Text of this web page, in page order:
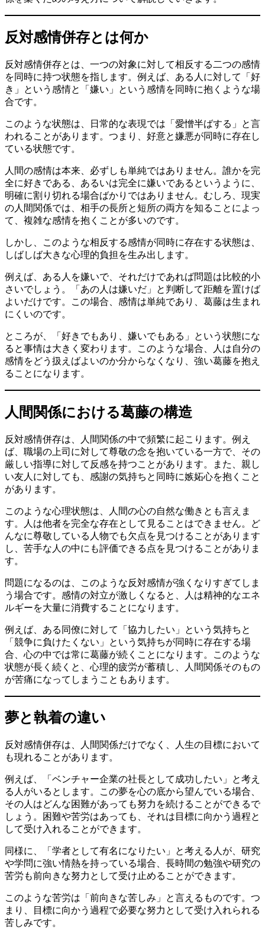
反対感情併存とは何か
反対感情併存とは、一つの対象に対して相反する二つの感情
を同時に持つ状態を指します。例えば、ある人に対して「好
き」という感情と「嫌い」という感情を同時に抱くような場
合です。
このような状態は、日常的な表現では「愛憎半ばする」と言
われることがあります。つまり、好意と嫌悪が同時に存在し
ている状態です。
人間の感情は本来、必ずしも単純ではありません。誰かを完
全に好きである、あるいは完全に嫌いであるというように、
明確に割り切れる場合ばかりではありません。むしろ、現実
の人間関係では、相手の長所と短所の両方を知ることによっ
て、複雑な感情を抱くことが多いのです。
しかし、このような相反する感情が同時に存在する状態は、
しばしば大きな心理的負担を生み出します。
例えば、ある人を嫌いで、それだけであれば問題は比較的小
さいでしょう。「あの人は嫌いだ」と判断して距離を置けば
よいだけです。この場合、感情は単純であり、葛藤は生まれ
にくいのです。
ところが、「好きでもあり、嫌いでもある」という状態にな
ると事情は大きく変わります。このような場合、人は自分の
感情をどう扱えばよいのか分からなくなり、強い葛藤を抱え
ることになります。
人間関係における葛藤の構造
反対感情併存は、人間関係の中で頻繁に起こります。例え
ば、職場の上司に対して尊敬の念を抱いている一方で、その
厳しい指導に対して反感を持つことがあります。また、親し
い友人に対しても、感謝の気持ちと同時に嫉妬心を抱くこと
があります。
このような心理状態は、人間の心の自然な働きとも言えま
す。人は他者を完全な存在として見ることはできません。ど
んなに尊敬している人物でも欠点を見つけることがあります
し、苦手な人の中にも評価できる点を見つけることがありま
す。
問題になるのは、このような反対感情が強くなりすぎてしま
う場合です。感情の対立が激しくなると、人は精神的なエネ
ルギーを大量に消費することになります。
例えば、ある同僚に対して「協力したい」という気持ちと
「競争に負けたくない」という気持ちが同時に存在する場
合、心の中では常に葛藤が続くことになります。このような
状態が長く続くと、心理的疲労が蓄積し、人間関係そのもの
が苦痛になってしまうこともあります。
夢と執着の違い
反対感情併存は、人間関係だけでなく、人生の目標において
も現れることがあります。
例えば、「ベンチャー企業の社長として成功したい」と考え
る人がいるとします。この夢を心の底から望んでいる場合、
その人はどんな困難があっても努力を続けることができるで
しょう。困難や苦労はあっても、それは目標に向かう過程と
して受け入れることができます。
同様に、「学者として有名になりたい」と考える人が、研究
や学問に強い情熱を持っている場合、長時間の勉強や研究の
苦労も前向きな努力として受け止めることができます。
このような苦労は「前向きな苦しみ」と言えるものです。つ
まり、目標に向かう過程で必要な努力として受け入れられる
苦しみです。